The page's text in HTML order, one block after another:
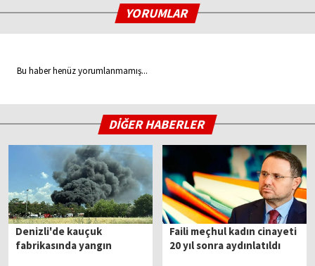
YORUMLAR
Bu haber henüz yorumlanmamış...
DİĞER HABERLER
Denizli'de kauçuk
fabrikasında yangın
Faili meçhul kadın cinayeti
20 yıl sonra aydınlatıldı